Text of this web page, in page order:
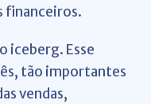
financeiros.
iceberg. Esse
tão importantes
vendas,